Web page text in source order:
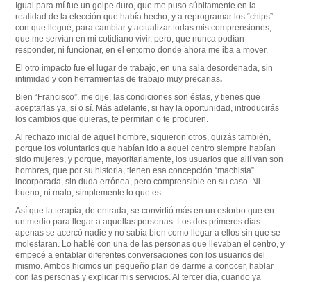
Igual para mí fue un golpe duro, que me puso súbitamente en la
realidad de la elección que había hecho, y a reprogramar los “chips”
con que llegué, para cambiar y actualizar todas mis comprensiones,
que me servían en mi cotidiano vivir, pero, que nunca podían
responder, ni funcionar, en el entorno donde ahora me iba a mover.
El otro impacto fue el lugar de trabajo, en una sala desordenada, sin
intimidad y con herramientas de trabajo muy precarias.
Bien “Francisco”, me dije, las condiciones son éstas, y tienes que
aceptarlas ya, sí o sí. Más adelante, si hay la oportunidad, introducirás
los cambios que quieras, te permitan o te procuren.
Al rechazo inicial de aquel hombre, siguieron otros, quizás también,
porque los voluntarios que habían ido a aquel centro siempre habían
sido mujeres, y porque, mayoritariamente, los usuarios que allí van son
hombres, que por su historia, tienen esa concepción “machista”
incorporada, sin duda errónea, pero comprensible en su caso. Ni
bueno, ni malo, simplemente lo que es.
Así que la terapia, de entrada, se convirtió más en un estorbo que en
un medio para llegar a aquellas personas. Los dos primeros días
apenas se acercó nadie y no sabía bien como llegar a ellos sin que se
molestaran. Lo hablé con una de las personas que llevaban el centro, y
empecé a entablar diferentes conversaciones con los usuarios del
mismo. Ambos hicimos un pequeño plan de darme a conocer, hablar
con las personas y explicar mis servicios. Al tercer día, cuando ya